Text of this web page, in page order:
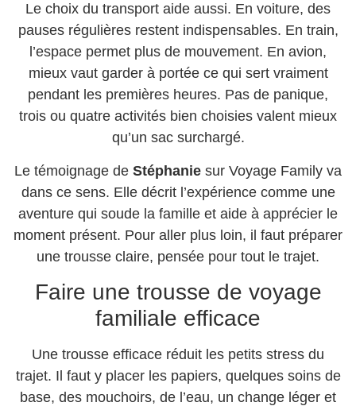
Le choix du transport aide aussi. En voiture, des
pauses régulières restent indispensables. En train,
l’espace permet plus de mouvement. En avion,
mieux vaut garder à portée ce qui sert vraiment
pendant les premières heures. Pas de panique,
trois ou quatre activités bien choisies valent mieux
qu’un sac surchargé.
Le témoignage de Stéphanie sur Voyage Family va
dans ce sens. Elle décrit l’expérience comme une
aventure qui soude la famille et aide à apprécier le
moment présent. Pour aller plus loin, il faut préparer
une trousse claire, pensée pour tout le trajet.
Faire une trousse de voyage
familiale efficace
Une trousse efficace réduit les petits stress du
trajet. Il faut y placer les papiers, quelques soins de
base, des mouchoirs, de l’eau, un change léger et